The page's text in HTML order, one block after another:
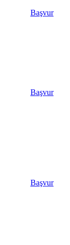
Başvur
Başvur
Başvur